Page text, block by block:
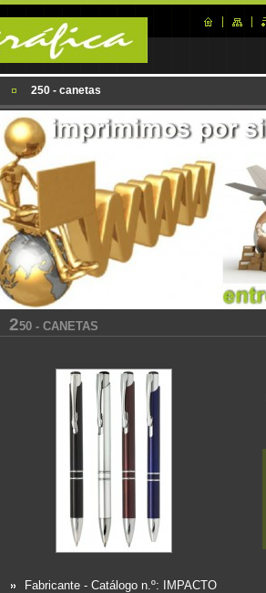
250 - canetas
250 - CANETAS
Fabricante - Catálogo n.º: IMPACTO